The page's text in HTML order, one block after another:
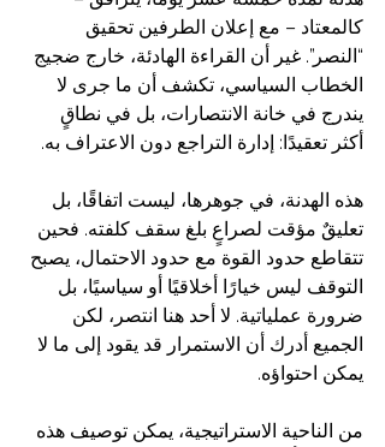
كالمعتاد – مع إعلان الطرفين تحقيق
“النصر”. غير أن القراءة الهادئة، خارج ضجيج
الخطاب السياسي، تكشف أن ما جرى لا
يندرج في خانة الانتصارات، بل في نطاقٍ
أكثر تعقيدًا: إدارة التراجع دون الاعتراف به.
هذه الهدنة، في جوهرها، ليست اتفاقًا، بل
تعليقٌ مؤقت لصراعٍ بلغ سقف كلفته. فحين
تتقاطع حدود القوة مع حدود الاحتمال، يصبح
التوقف ليس خيارًا أخلاقيًا أو سياسيًا، بل
ضرورة عملياتية. لا أحد هنا انتصر، لكن
الجميع أدرك أن الاستمرار قد يقود إلى ما لا
يمكن احتواؤه.
من الناحية الاستراتيجية، يمكن توصيف هذه